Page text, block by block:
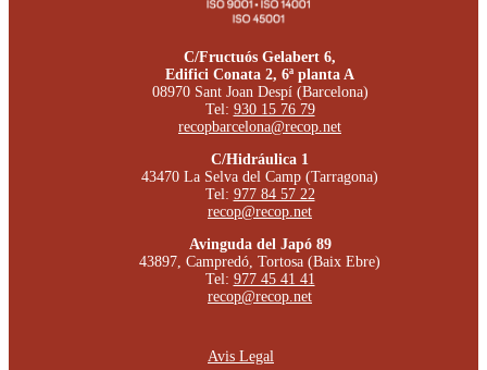
C/Fructuós Gelabert 6,
Edifici Conata 2, 6ª planta A
08970 Sant Joan Despí (Barcelona)
Tel: 930 15 76 79
recopbarcelona@recop.net
C/Hidráulica 1
43470 La Selva del Camp (Tarragona)
Tel: 977 84 57 22
recop@recop.net
Avinguda del Japó 89
43897, Campredó, Tortosa (Baix Ebre)
Tel: 977 45 41 41
recop@recop.net
Avis Legal